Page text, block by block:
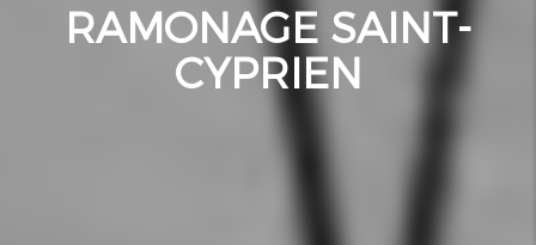
RAMONAGE SAINT-
CYPRIEN